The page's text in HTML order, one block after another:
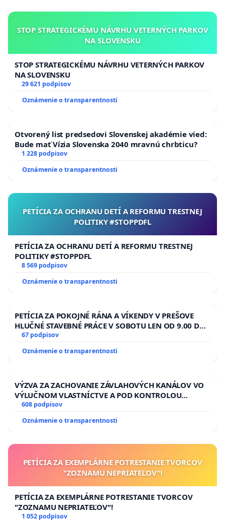
STOP STRATEGICKÉMU NÁVRHU VETERNÝCH PARKOV
NA SLOVENSKU
STOP STRATEGICKÉMU NÁVRHU VETERNÝCH PARKOV
NA SLOVENSKU
29 621 podpisov
Oznámenie o transparentnosti
Otvorený list predsedovi Slovenskej akadémie vied:
Bude mať Vízia Slovenska 2040 mravnú chrbticu?
1 228 podpisov
Oznámenie o transparentnosti
PETÍCIA ZA OCHRANU DETÍ A REFORMU TRESTNEJ
POLITIKY #STOPPDFL
PETÍCIA ZA OCHRANU DETÍ A REFORMU TRESTNEJ
POLITIKY #STOPPDFL
8 569 podpisov
Oznámenie o transparentnosti
PETÍCIA ZA POKOJNÉ RÁNA A VÍKENDY V PREŠOVE
HLUČNÉ STAVEBNÉ PRÁCE V SOBOTU LEN OD 9.00 DO
13.00 HOD., CEZ PRACOVNÝ TÝŽDEŇ CIEĽ 8.00 – 18.00
HOD. A PRAVIDELNÁ KONTROLA STAVBY C-AREA NA
ĎUMBIERSKEJ/MAGU
67 podpisov
Oznámenie o transparentnosti
VÝZVA ZA ZACHOVANIE ZÁVLAHOVÝCH KANÁLOV VO
VÝLUČNOM VLASTNÍCTVE A POD KONTROLOU
SLOVENSKEJ REPUBLIKY & žiadosť na riešenie
zanedbaného stavu závlahových a odvodňovacích
kanálov na Slovensku
608 podpisov
Oznámenie o transparentnosti
PETÍCIA ZA EXEMPLÁRNE POTRESTANIE TVORCOV
"ZOZNAMU NEPRIATEĽOV"!
PETÍCIA ZA EXEMPLÁRNE POTRESTANIE TVORCOV
"ZOZNAMU NEPRIATEĽOV"!
1 052 podpisov